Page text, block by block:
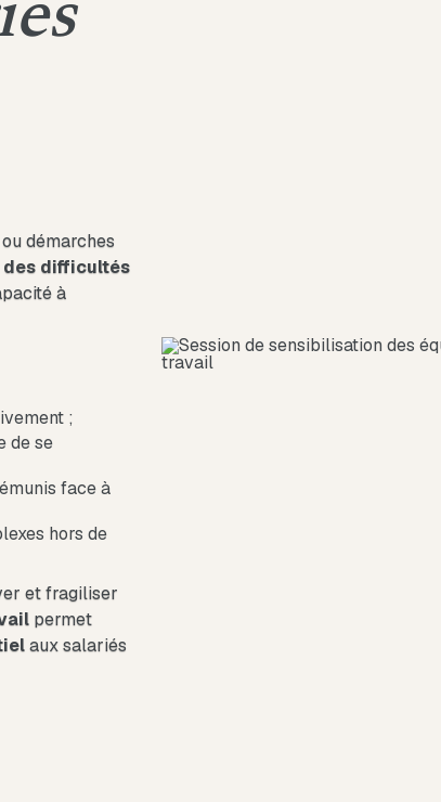
démarches
des difficultés
à
;
de se
face à
hors de
et fragiliser
permet
aux salariés